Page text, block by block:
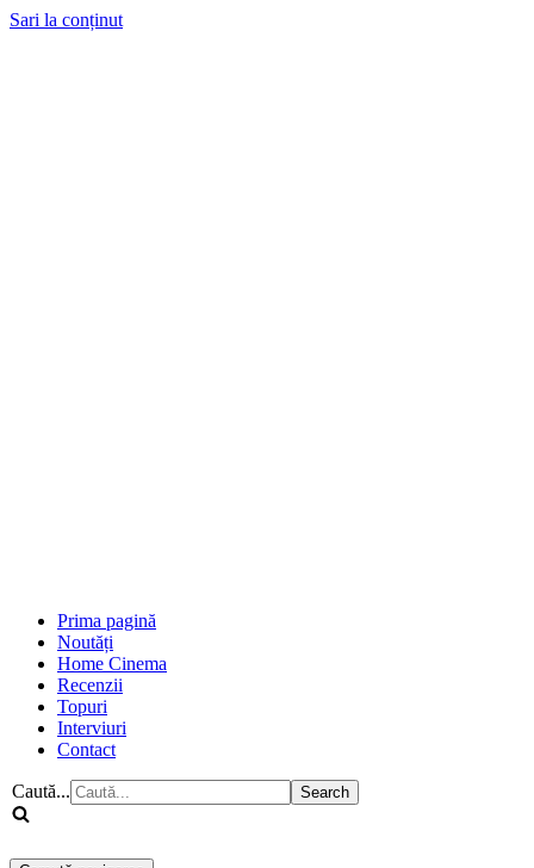
Sari la conținut
Prima pagină
Noutăți
Home Cinema
Recenzii
Topuri
Interviuri
Contact
Caută...